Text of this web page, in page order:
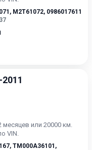
, M2T61072, 0986017611
месяцев или 20000 км.
VIN.
, TM000A36101 ,